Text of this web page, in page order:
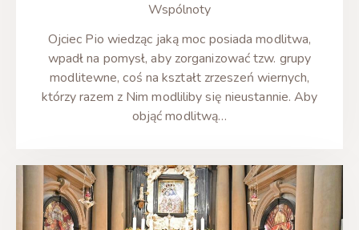
Wspólnoty
Ojciec Pio wiedząc jaką moc posiada modlitwa,
wpadł na pomysł, aby zorganizować tzw. grupy
modlitewne, coś na kształt zrzeszeń wiernych,
którzy razem z Nim modliliby się nieustannie. Aby
objąć modlitwą…